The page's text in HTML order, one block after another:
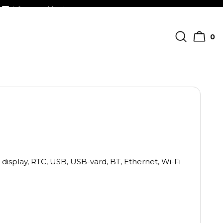
info@streckkodscenter.se
0
RTC, USB, USB-värd, BT, Ethernet, Wi-Fi